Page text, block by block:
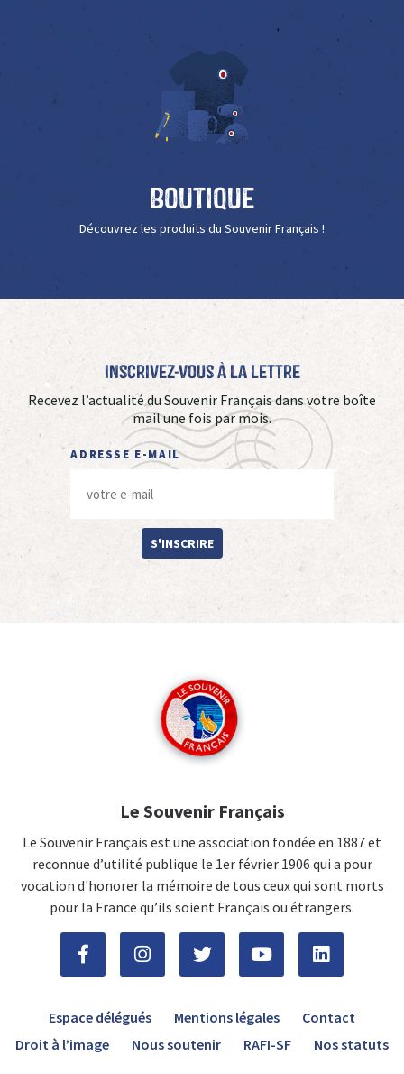
Boutique
Découvrez les produits du Souvenir Français !
Inscrivez-vous à La Lettre
Recevez l’actualité du Souvenir Français dans votre boîte
mail une fois par mois.
ADRESSE E-MAIL
S'INSCRIRE
Le Souvenir Français
Le Souvenir Français est une association fondée en 1887 et
reconnue d’utilité publique le 1er février 1906 qui a pour
vocation d'honorer la mémoire de tous ceux qui sont morts
pour la France qu’ils soient Français ou étrangers.
Espace délégués Mentions légales
Contact
Droit à l’image
Nous soutenir RAFI-SF Nos statuts